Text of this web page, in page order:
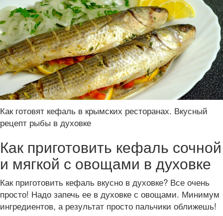
Как готовят кефаль в крымских ресторанах. Вкусный
рецепт рыбы в духовке
Как приготовить кефаль сочной
и мягкой с овощами в духовке
Как приготовить кефаль вкусно в духовке? Все очень
просто! Надо запечь ее в духовке с овощами. Минимум
ингредиентов, а результат просто пальчики оближешь!